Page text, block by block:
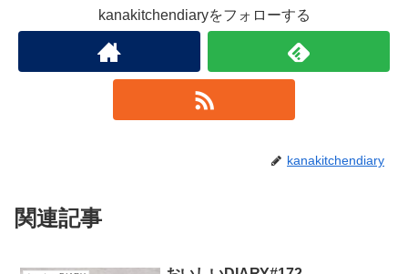
kanakitchendiaryをフォローする
kanakitchendiary
関連記事